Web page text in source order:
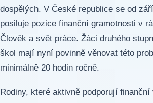
dospělých. V České republice se od
posiluje pozice finanční gramotnosti v
Člověk a svět práce. Žáci druhého
škol mají nyní povinně věnovat této
minimálně 20 hodin ročně.
Rodiny, které aktivně podporují finanční